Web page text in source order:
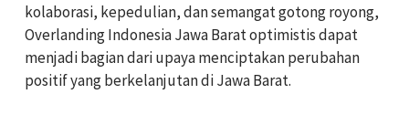
kolaborasi, kepedulian, dan semangat gotong royong,
Overlanding Indonesia Jawa Barat optimistis dapat
menjadi bagian dari upaya menciptakan perubahan
positif yang berkelanjutan di Jawa Barat.